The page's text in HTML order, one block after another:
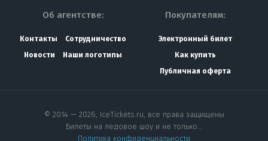
Об агентстве:
Контакты
Сотрудничество
Новости
Наши логотипы
Покупателям:
Электронный билет
Как купить
Публичная оферта
© 2014 — 2026, IceTickets.ru, все права защищены
Билеты на ледовое шоу и не только…
Политика конфиденциальности